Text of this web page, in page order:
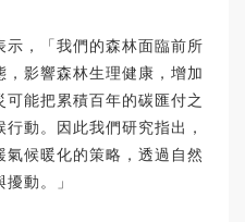
示，「我們的森林面臨前所
影響森林生理健康，增加
能把累積百年的碳匯付之
動。因此我們研究指出，
候暖化的策略，透過自然
動。」